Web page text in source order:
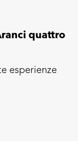
quattro
esperienze